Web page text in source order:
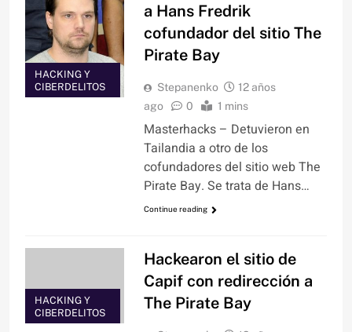
HACKING Y
CIBERDELITOS
a Hans Fredrik
cofundador del sitio The
Pirate Bay
Stepanenko
12 años
ago
0 1 mins
Masterhacks – Detuvieron en
Tailandia a otro de los
cofundadores del sitio web The
Pirate Bay. Se trata de Hans…
Continue reading
HACKING Y
CIBERDELITOS
Hackearon el sitio de
Capif con redirección a
The Pirate Bay